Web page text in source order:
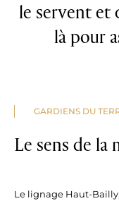
le servent et
là pour
GARDIENS DU
Le sens de la
Le lignage Haut-